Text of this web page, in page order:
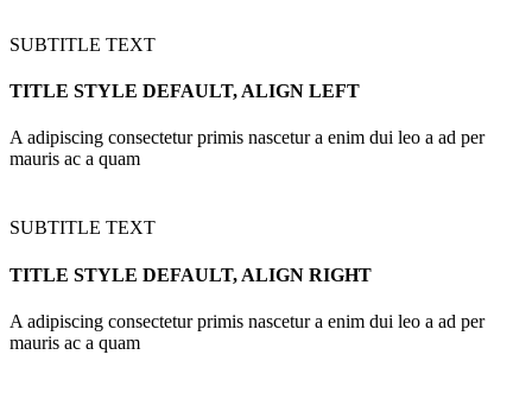
SUBTITLE TEXT
TITLE STYLE DEFAULT, ALIGN LEFT
A adipiscing consectetur primis nascetur a enim dui leo a ad per
mauris ac a quam
SUBTITLE TEXT
TITLE STYLE DEFAULT, ALIGN RIGHT
A adipiscing consectetur primis nascetur a enim dui leo a ad per
mauris ac a quam